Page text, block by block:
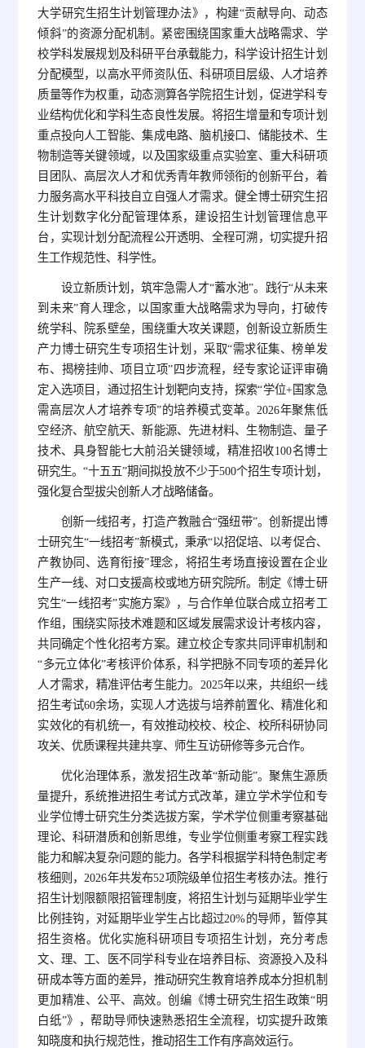
大学研究生招生计划管理办法》，构建“贡献导向、动态
倾斜”的资源分配机制。紧密围绕国家重大战略需求、学
校学科发展规划及科研平台承载能力，科学设计招生计划
分配模型，以高水平师资队伍、科研项目层级、人才培养
质量等作为权重，动态测算各学院招生计划，促进学科专
业结构优化和学科生态良性发展。将招生增量和专项计划
重点投向人工智能、集成电路、脑机接口、储能技术、生
物制造等关键领域，以及国家级重点实验室、重大科研项
目团队、高层次人才和优秀青年教师领衔的创新平台，着
力服务高水平科技自立自强人才需求。健全博士研究生招
生计划数字化分配管理体系，建设招生计划管理信息平
台，实现计划分配流程公开透明、全程可溯，切实提升招
生工作规范性、科学性。
设立新质计划，筑牢急需人才“蓄水池”。践行“从未来
到未来”育人理念，以国家重大战略需求为导向，打破传
统学科、院系壁垒，围绕重大攻关课题，创新设立新质生
产力博士研究生专项招生计划，采取“需求征集、榜单发
布、揭榜挂帅、项目立项”四步流程，经专家论证评审确
定入选项目，通过招生计划靶向支持，探索“学位+国家急
需高层次人才培养专项”的培养模式变革。2026年聚焦低
空经济、航空航天、新能源、先进材料、生物制造、量子
技术、具身智能七大前沿关键领域，精准招收100名博士
研究生。“十五五”期间拟投放不少于500个招生专项计划，
强化复合型拔尖创新人才战略储备。
创新一线招考，打造产教融合“强纽带”。创新提出博
士研究生“一线招考”新模式，秉承“以招促培、以考促合、
产教协同、选育衔接”理念，将招生考场直接设置在企业
生产一线、对口支援高校或地方研究院所。制定《博士研
究生“一线招考”实施方案》，与合作单位联合成立招考工
作组，围绕实际技术难题和区域发展需求设计考核内容，
共同确定个性化招考方案。建立校企专家共同评审机制和
“多元立体化”考核评价体系，科学把脉不同专项的差异化
人才需求，精准评估考生能力。2025年以来，共组织一线
招生考试60余场，实现人才选拔与培养前置化、精准化和
实效化的有机统一，有效推动校校、校企、校所科研协同
攻关、优质课程共建共享、师生互访研修等多元合作。
优化治理体系，激发招生改革“新动能”。聚焦生源质
量提升，系统推进招生考试方式改革，建立学术学位和专
业学位博士研究生分类选拔方案，学术学位侧重考察基础
理论、科研潜质和创新思维，专业学位侧重考察工程实践
能力和解决复杂问题的能力。各学科根据学科特色制定考
核细则，2026年共发布52项院级单位招生考核办法。推行
招生计划限额限招管理制度，将招生计划与延期毕业学生
比例挂钩，对延期毕业学生占比超过20%的导师，暂停其
招生资格。优化实施科研项目专项招生计划，充分考虑
文、理、工、医不同学科专业在培养目标、资源投入及科
研成本等方面的差异，推动研究生教育培养成本分担机制
更加精准、公平、高效。创编《博士研究生招生政策“明
白纸”》，帮助导师快速熟悉招生全流程，切实提升政策
知晓度和执行规范性，推动招生工作有序高效运行。